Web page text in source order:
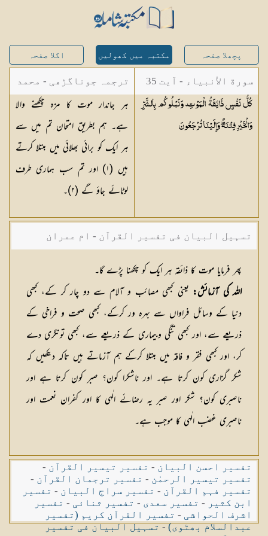
پچھلا صفحہ مکتبہ میں کھولیں اگلا صفحہ
سورة الأنبياء - آیت 35
كُلُّ نَفْسٍ ذَائِقَةُ الْمَوْتِ ۗ وَنَبْلُوكُم بِالشَّرِّ
وَالْخَيْرِ فِتْنَةً ۖ وَإِلَيْنَاتُرْجَعُونَ
ترجمہ جوناگڑھی - محمد
جونا گڑھی
ہر جاندار موت کا مزہ چکھنے والا
ہے۔ ہم بطریق امتحان تم میں سے
ہر ایک کو برائی بھلائی میں مبتلا کرتے
ہیں (١) اور تم سب ہماری طرف
لوٹائے جاؤ گے (٢)۔
تسہیل البیان فی تفسیر القرآن - ام عمران
شکیلہ بنت میاں فضل حسین
پھر فرمایا موت کا ذائقہ ہر ایک کو چکھنا پڑے گا۔
اللہ کی آزمائش: یعنی کبھی مصائب و آلام سے دو چار کر کے، کبھی
دنیا کے وسائل فراواں سے بہرہ ور کرکے، کبھی صحت و فراخی کے
ذریعے سے، اور کبھی تنگی وبیماری کے ذریعے سے، کبھی تونگری دے
کر، اور کبھی فقر و فاقہ میں مبتلا کرکے ہم آزماتے ہیں تاکہ دیکھیں کہ
شکر گزاری کون کرتا ہے۔ اور ناشکرا کون؟ صبر کون کرتا ہے اور
ناصبری کون؟ شکر اور صبر یہ رضائے الٰہی کا اور کفران نعمت اور
ناصبری غضب الٰہی کا موجب ہے۔
تفسیر احسن البیان - تفسیر تیسیر القرآن -
تفسیر تیسیر الرحمٰن - تفسیر ترجمان القرآن -
تفسیر فہم القرآن - تفسیر سراج البیان - تفسیر
ابن کثیر - تفسیر سعدی - تفسیر ثنائی - تفسیر
اشرف الحواشی - تفسیر القرآن کریم (تفسیر
عبدالسلام بھٹوی)-تسہیل البیان فی تفسیر